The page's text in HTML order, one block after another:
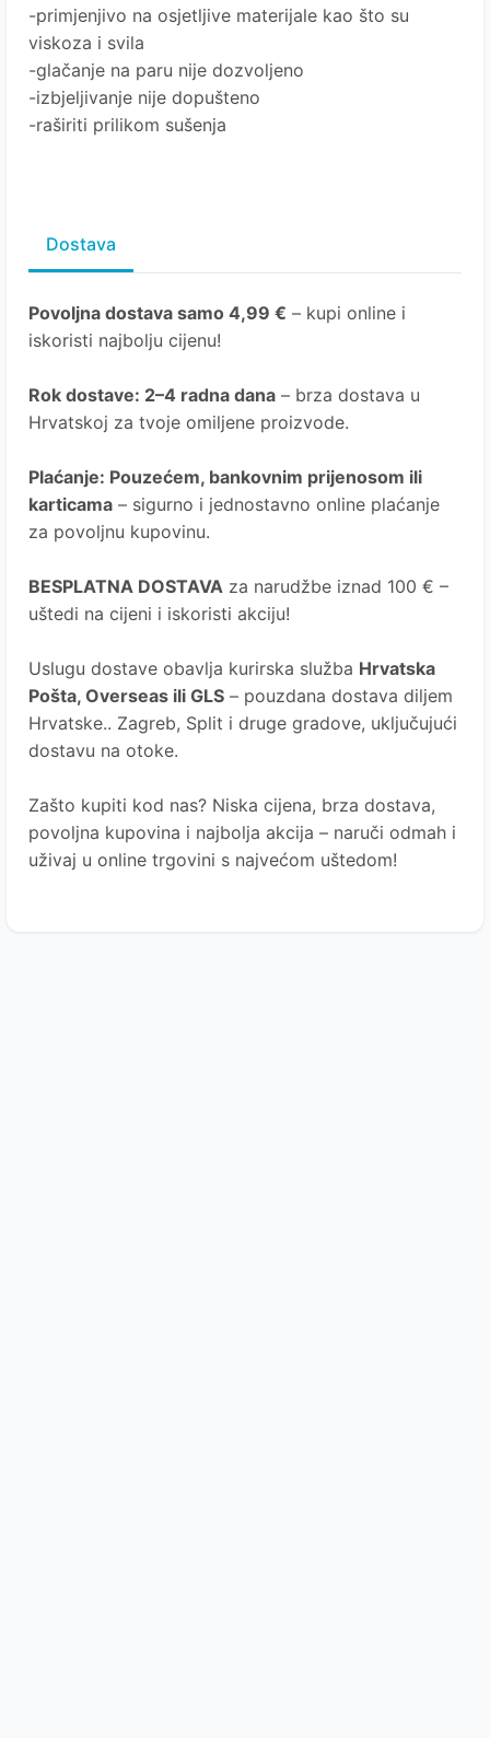
-primjenjivo na osjetljive materijale kao što su
viskoza i svila
-glačanje na paru nije dozvoljeno
-izbjeljivanje nije dopušteno
-raširiti prilikom sušenja
Dostava
Povoljna dostava samo 4,99 € – kupi online i
iskoristi najbolju cijenu!
Rok dostave: 2–4 radna dana – brza dostava u
Hrvatskoj za tvoje omiljene proizvode.
Plaćanje: Pouzećem, bankovnim prijenosom ili
karticama – sigurno i jednostavno online plaćanje
za povoljnu kupovinu.
BESPLATNA DOSTAVA za narudžbe iznad 100 € –
uštedi na cijeni i iskoristi akciju!
Uslugu dostave obavlja kurirska služba Hrvatska
Pošta, Overseas ili GLS – pouzdana dostava diljem
Hrvatske.. Zagreb, Split i druge gradove, uključujući
dostavu na otoke.
Zašto kupiti kod nas? Niska cijena, brza dostava,
povoljna kupovina i najbolja akcija – naruči odmah i
uživaj u online trgovini s najvećom uštedom!